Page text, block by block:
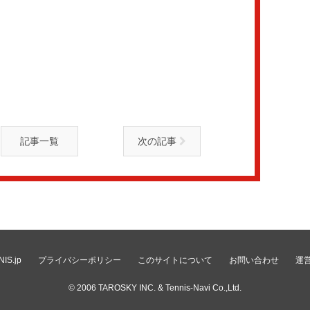
記事一覧 次の記事
プライバシーポリシー このサイトについて お問い合わせ 運
© 2006 TAROSKY INC. & Tennis-Navi Co.,Ltd.